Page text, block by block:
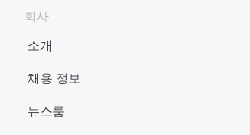
회사
소개
채용 정보
뉴스룸